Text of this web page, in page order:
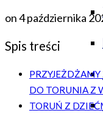
on4 października
Spis treści
DO TORUNIA Z
TORUŃ Z